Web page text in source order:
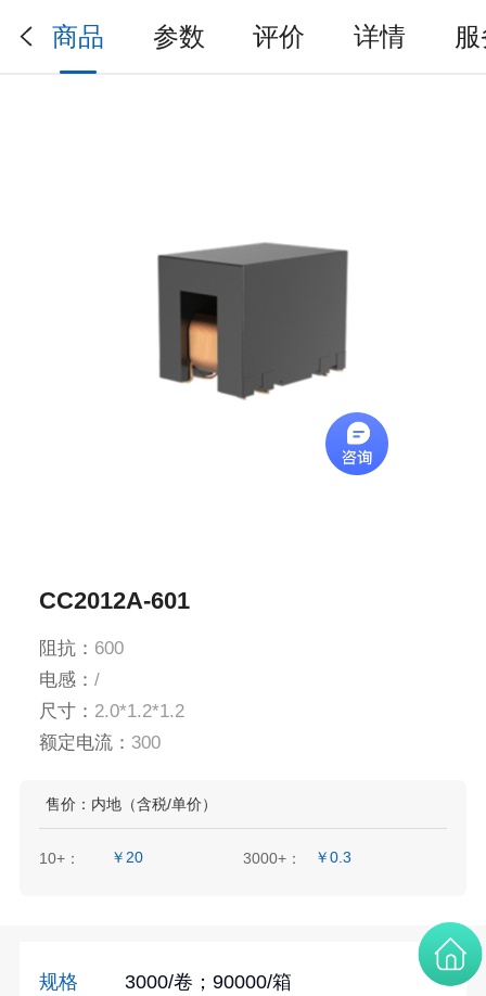
商品 参数 评价 详情
CC2012A-601
阻抗： 600
电感： /
尺寸： 2.0*1.2*1.2
额定电流： 300
售价：内地（含税/单价）
10+： ￥20 3000+： ￥0.3
规格 3000/卷；90000/箱